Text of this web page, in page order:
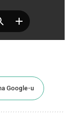
Google-u